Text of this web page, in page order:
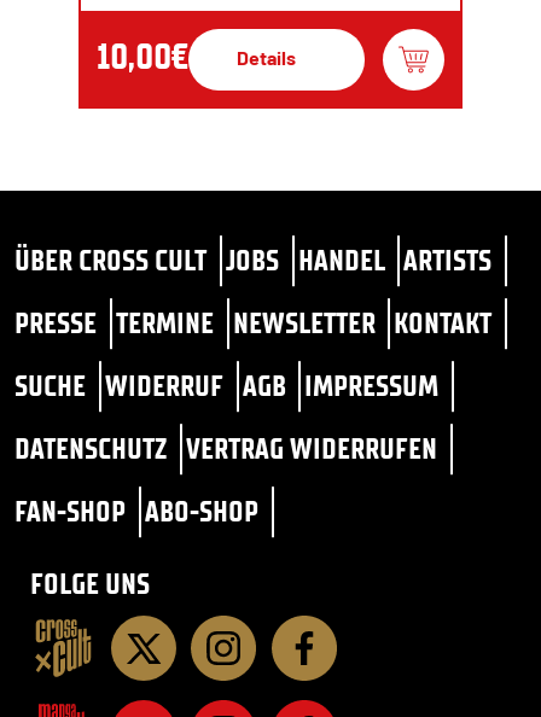
10,00€ Details
ÜBER CROSS CULT JOBS HANDEL ARTISTS
PRESSE TERMINE NEWSLETTER KONTAKT
SUCHE WIDERRUF AGB IMPRESSUM
DATENSCHUTZ VERTRAG WIDERRUFEN
FAN-SHOP ABO-SHOP
FOLGE UNS